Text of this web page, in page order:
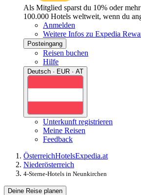
Als Mitglied sparst du 10% oder
100.000 Hotels weltweit, wenn du
Anmelden
Weitere Infos zu Expedia
Posteingang
Reisen buchen
Hilfe
Deutsch · EUR · AT
Unterkunft registrieren
Meine Reisen
Feedback
ÖsterreichHotelsExpedia.at
Niederösterreich
4-Sterne-Hotels in Neunkirchen
Deine Reise planen